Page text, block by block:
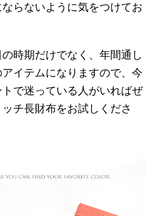
らないように気をつけてお
時期だけでなく、年間通し
イテムになりますので、今
で迷っている人がいればぜ
チ長財布をお試しくださ